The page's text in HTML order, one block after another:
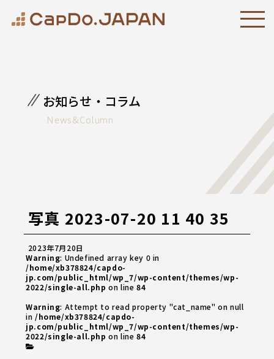
お知らせ・コラム
News&Column
写真 2023-07-20 11 40 35
2023年7月20日
Warning: Undefined array key 0 in
/home/xb378824/capdo-
jp.com/public_html/wp_7/wp-content/themes/wp-
2022/single-all.php on line84
Warning: Attempt to read property "cat_name" on null
in/home/xb378824/capdo-
jp.com/public_html/wp_7/wp-content/themes/wp-
2022/single-all.php on line84